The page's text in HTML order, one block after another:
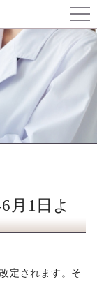
成」のご案内
ら）
月1日よ
定されます。そ